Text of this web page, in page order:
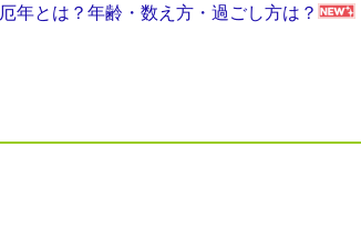
年とは？年齢・数え方・過ごし方は？